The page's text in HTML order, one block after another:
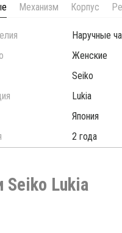
Механизм Корпус
Наручные
Женские
Seiko
Lukia
Япония
2 года
Seiko Lukia